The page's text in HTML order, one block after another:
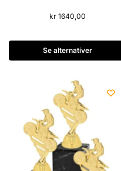
kr1640,00
Se alternativer